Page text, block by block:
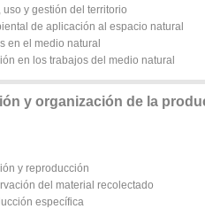
y gestión del territorio
de aplicación al espacio natural
en el medio natural
en los trabajos del medio natural
y organización de la
y reproducción
del material recolectado
específica